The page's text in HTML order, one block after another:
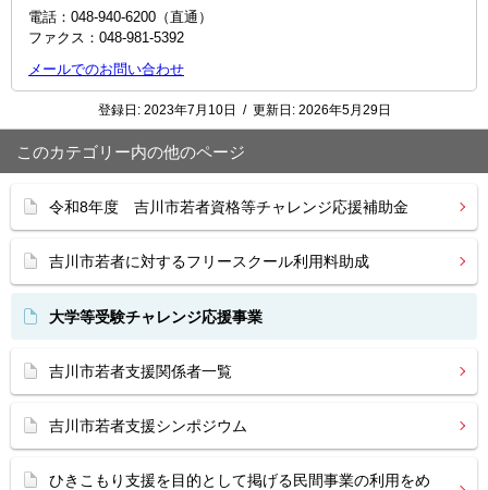
電話：048-940-6200（直通）
ファクス：048‐981‐5392
メールでのお問い合わせ
登録日: 2023年7月10日 / 更新日: 2026年5月29日
このカテゴリー内の他のページ
令和8年度 吉川市若者資格等チャレンジ応援補助金
吉川市若者に対するフリースクール利用料助成
大学等受験チャレンジ応援事業
吉川市若者支援関係者一覧
吉川市若者支援シンポジウム
ひきこもり支援を目的として掲げる民間事業の利用をめ